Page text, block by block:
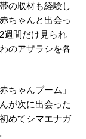
の取材も経験し
ちゃんと出会っ
週間だけ見られ
のアザラシを各
ちゃんブーム」
が次に出会った
めてシマエナガ